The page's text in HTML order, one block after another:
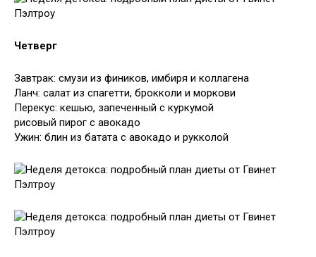
Четверг
Завтрак: смузи из фиников, имбиря и коллагена
Ланч: салат из спагетти, брокколи и моркови
Перекус: кешью, запеченный с куркумой
рисовый пирог с авокадо
Ужин: блин из батата с авокадо и рукколой